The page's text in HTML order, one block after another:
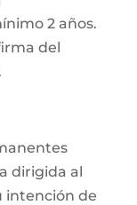
2 años.
del
.
dirigida al
intención de